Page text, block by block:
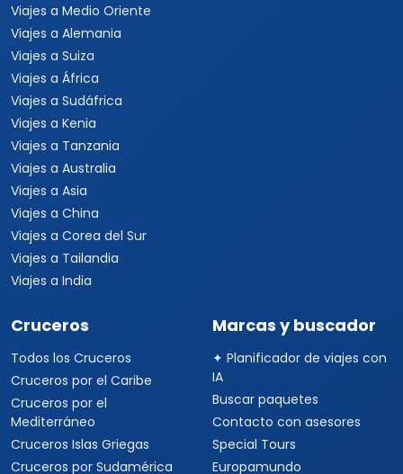
Tours Europa 15 Días
Viajes a Italia
Viajes a España
Viajes a Grecia
Viajes a Turquía
Viajes a Egipto
Viajes a Medio Oriente
Viajes a Alemania
Viajes a Suiza
Viajes a África
Viajes a Sudáfrica
Viajes a Kenia
Viajes a Tanzania
Viajes a Asia
Viajes a China
Viajes a Corea del Sur
Viajes a Tailandia
Viajes a India
Cruceros Marcas y buscador